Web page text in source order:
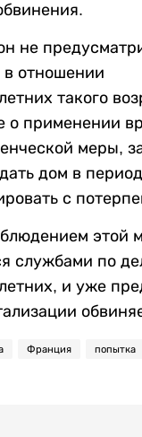
не
в отношении
такого
о применении
меры,
дом в
с
этой
службами по
и уже
Франция попытка